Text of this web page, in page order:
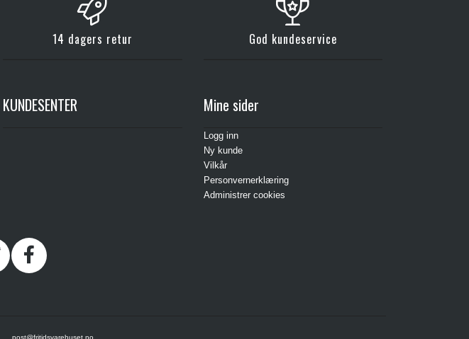
14 dagers retur God kundeservice
KUNDESENTER Mine sider
Logg inn
Ny kunde
Vilkår
Personvernerklæring
Administrer cookies
, post@fritidsvarehuset.no